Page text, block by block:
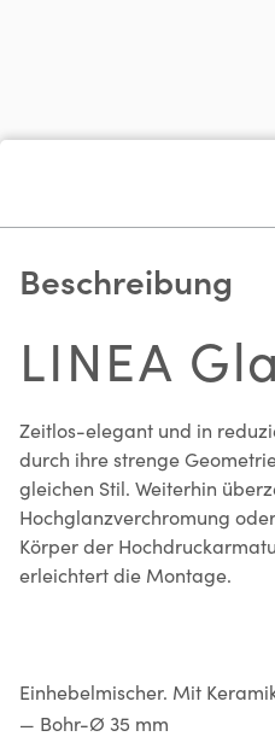
Beschreibung
LINEA
Zeitlos-elegant und in
durch ihre strenge
gleichen Stil. Weiterhin
Hochglanzverchromung
Körper der
erleichtert die Montage.
Einhebelmischer. Mit
— Bohr-Ø 35 mm